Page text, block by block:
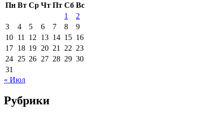
Пн Вт Ср Чт Пт Сб Вс
1
2
3
4 5 6 7 8
9
10 11 12 13 14 15 16
17 18 19 20 21 22 23
24 25 26 27 28 29 30
31
« Июл
Рубрики